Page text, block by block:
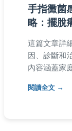
手指黴菌
略：擺脫
這篇文章詳
因、診斷和
內容涵蓋家
免復發。適
閱讀全文